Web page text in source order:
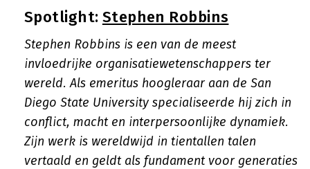
Spotlight: Stephen Robbins
Stephen Robbins is een van de meest
invloedrijke organisatiewetenschappers ter
wereld. Als emeritus hoogleraar aan de San
Diego State University specialiseerde hij zich in
conflict, macht en interpersoonlijke dynamiek.
Zijn werk is wereldwijd in tientallen talen
vertaald en geldt als fundament voor generaties